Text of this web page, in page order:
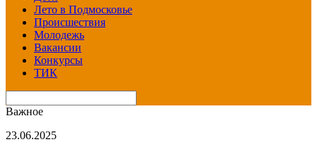
Лето в Подмосковье
Происшествия
Молодежь
Вакансии
Конкурсы
ТИК
Важное
23.06.2025